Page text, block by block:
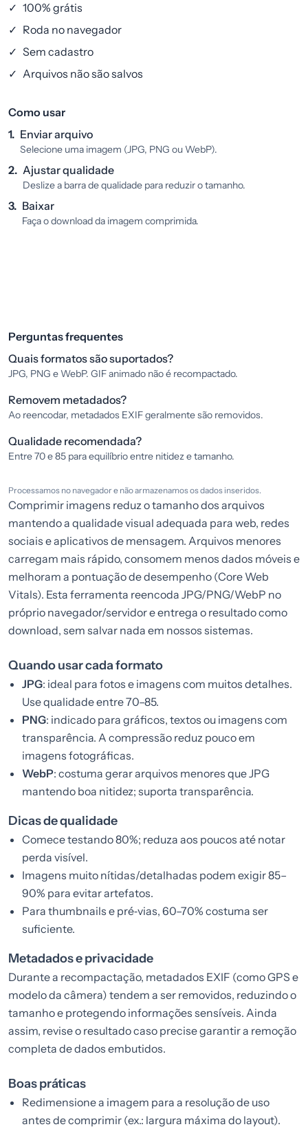
✓ 100% grátis
✓ Roda no navegador
✓ Sem cadastro
✓ Arquivos não são salvos
Como usar
1. Enviar arquivo
Selecione uma imagem (JPG, PNG ou WebP).
2. Ajustar qualidade
Deslize a barra de qualidade para reduzir o tamanho.
3. Baixar
Faça o download da imagem comprimida.
Perguntas frequentes
Quais formatos são suportados?
JPG, PNG e WebP. GIF animado não é recompactado.
Removem metadados?
Ao reencodar, metadados EXIF geralmente são removidos.
Qualidade recomendada?
Entre 70 e 85 para equilíbrio entre nitidez e tamanho.
Processamos no navegador e não armazenamos os dados inseridos.
Comprimir imagens reduz o tamanho dos arquivos
mantendo a qualidade visual adequada para web, redes
sociais e aplicativos de mensagem. Arquivos menores
carregam mais rápido, consomem menos dados móveis e
melhoram a pontuação de desempenho (Core Web
Vitals). Esta ferramenta reencoda JPG/PNG/WebP no
próprio navegador/servidor e entrega o resultado como
download, sem salvar nada em nossos sistemas.
Quando usar cada formato
JPG: ideal para fotos e imagens com muitos detalhes.
Use qualidade entre 70–85.
PNG: indicado para gráficos, textos ou imagens com
transparência. A compressão reduz pouco em
imagens fotográficas.
WebP: costuma gerar arquivos menores que JPG
mantendo boa nitidez; suporta transparência.
Dicas de qualidade
Comece testando 80%; reduza aos poucos até notar
perda visível.
Imagens muito nítidas/detalhadas podem exigir 85–
90% para evitar artefatos.
Para thumbnails e pré‑vias, 60–70% costuma ser
suficiente.
Metadados e privacidade
Durante a recompactação, metadados EXIF (como GPS e
modelo da câmera) tendem a ser removidos, reduzindo o
tamanho e protegendo informações sensíveis. Ainda
assim, revise o resultado caso precise garantir a remoção
completa de dados embutidos.
Boas práticas
Redimensione a imagem para a resolução de uso
antes de comprimir (ex.: largura máxima do layout).